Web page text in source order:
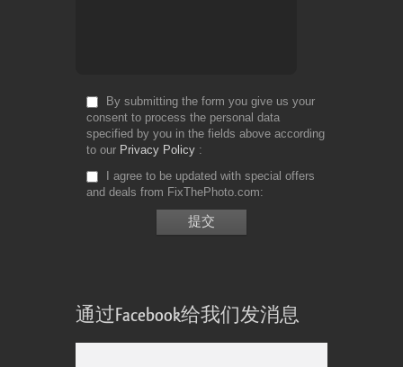
By submitting the form you give us your
consent to process the personal data
specified by you in the fields above according
to our Privacy Policy
I agree to be updated with special offers
and deals from FixThePhoto.com
通过Facebook给我们发消息